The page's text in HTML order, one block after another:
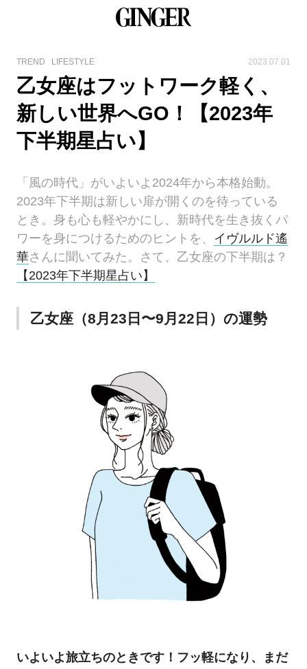
TREND LIFESTYLE 2023.07.01
乙女座はフットワーク軽く、
新しい世界へGO！【2023年
下半期星占い】
「風の時代」がいよいよ2024年から本格始動。
2023年下半期は新しい扉が開くのを待っている
とき。身も心も軽やかにし、新時代を生き抜くパ
ワーを身につけるためのヒントを、 イヴルルド遙
華さんに聞いてみた。さて、乙女座の下半期は？
【2023年下半期星占い】
乙女座（8月23日〜9月22日）の運勢
いよいよ旅立ちのときです！フッ軽になり、まだ